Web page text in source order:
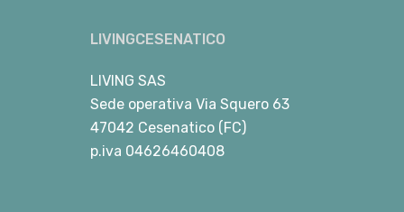
LIVINGCESENATICO
LIVING SAS
Sede operativa Via Squero 63
47042 Cesenatico (FC)
p.iva 04626460408